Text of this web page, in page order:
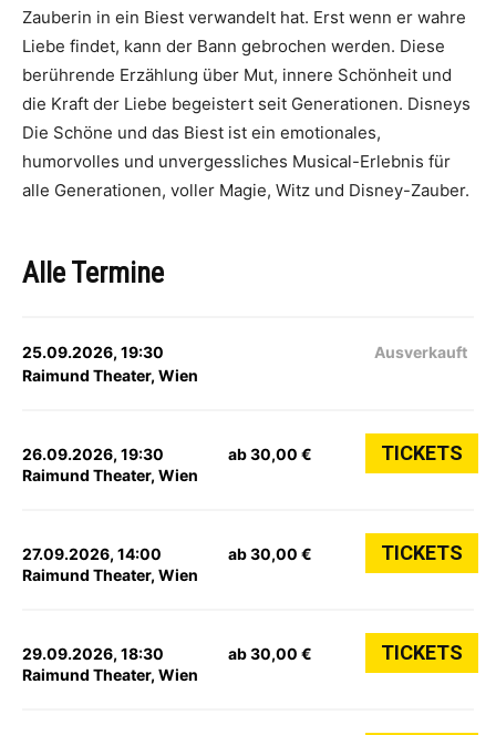
Zauberin in ein Biest verwandelt hat. Erst wenn er wahre
Liebe findet, kann der Bann gebrochen werden. Diese
berührende Erzählung über Mut, innere Schönheit und
die Kraft der Liebe begeistert seit Generationen. Disneys
Die Schöne und das Biest ist ein emotionales,
humorvolles und unvergessliches Musical-Erlebnis für
alle Generationen, voller Magie, Witz und Disney-Zauber.
Alle Termine
25.09.2026, 19:30
Raimund Theater, Wien
Ausverkauft
26.09.2026, 19:30
Raimund Theater, Wien
ab 30,00 € TICKETS
27.09.2026, 14:00
Raimund Theater, Wien
ab 30,00 € TICKETS
29.09.2026, 18:30
Raimund Theater, Wien
ab 30,00 € TICKETS